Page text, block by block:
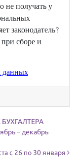
не получать у
законодатель?
сборе и
данных
– декабрь
с 26 по 30 января